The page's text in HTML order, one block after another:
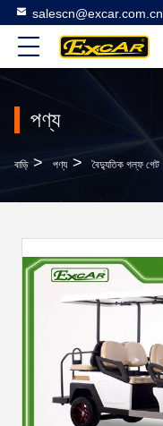
salescn@excar.com.cn
পণ্য
বাড়ি > পণ্য > বৈদ্যুতিক গল্ফ গেট